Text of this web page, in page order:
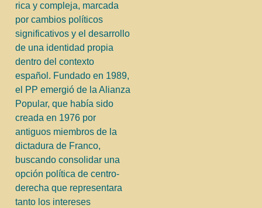
rica y compleja, marcada
por cambios políticos
significativos y el desarrollo
de una identidad propia
dentro del contexto
español. Fundado en 1989,
el PP emergió de la Alianza
Popular, que había sido
creada en 1976 por
antiguos miembros de la
dictadura de Franco,
buscando consolidar una
opción política de centro-
derecha que representara
tanto los intereses